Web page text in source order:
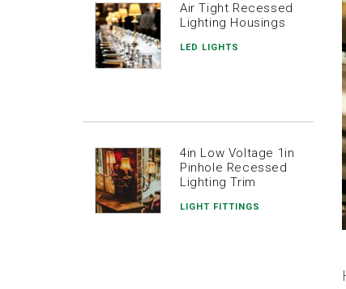
Air Tight Recessed
Lighting Housings
LED LIGHTS
4in Low Voltage 1in
Pinhole Recessed
Lighting Trim
LIGHT FITTINGS